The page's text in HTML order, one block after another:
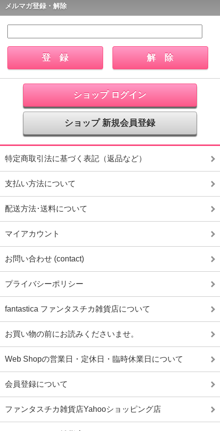
メルマガ登録・解除
ショップ ログイン
ショップ 新規会員登録
特定商取引法に基づく表記（返品など）
支払い方法について
配送方法･送料について
マイアカウント
お問い合わせ (contact)
プライバシーポリシー
fantastica ファンタスチカ雑貨店について
お買い物の前にお読みくださいませ。
Web Shopの営業日・定休日・臨時休業日について
会員登録について
ファンタスチカ雑貨店Yahooショッピング店